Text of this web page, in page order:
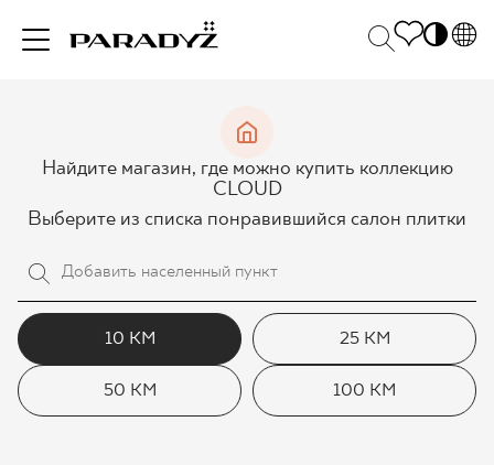
DE
ВДОХНОВЕНИЯ
ПРОДУКЦИЯ
КОЛЛЕКЦИИ
ДЛЯ БИЗНЕСА
Найдите магазин, где можно купить коллекцию
CLOUD
Выберите из списка понравившийся салон плитки
10 КМ 25 КМ
50 КМ 100 КМ